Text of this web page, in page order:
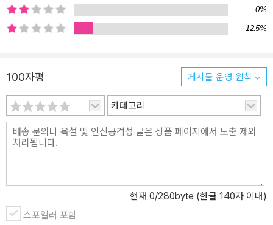
는 것으로, 아이가 성장하여 성인이 된 후에도 성격, 사고방식, 스트레
스 대처법 등 인생 전반에 걸쳐 지대한 영향을 미친다는 연구 결과들
다. (3) 쉬워진 확언 만들기 확언 만들기에 대해 좀 더 깊고 자세한 설
명이 보강되었다. ‘확언’이란 원하는 결과를 긍정적으로 표현하는 말
로, EFT의 필수적인 요소이다. 처음 EFT를 접하고 혼자 따라할 경우,
확언의 중요성과 정확한 사용법을 제대로 파악하지 못해서 뚜렷한 효
과를 보지 못하는 경우가 많다. 이번 전면 개정판에서는 확언 만들기
내한다. 다양한 상황에 적용할 수 있는 확언 샘플도 많이 실려 있어,
그저 따라 하기만 해도 손쉽게 확언을 만들어 EFT의 효과를 더욱 생
생하게 체험하도록 도와준다. (4) 풍부한 실제 치유 사례 수록 저자가
0%
12.5%
100자평 게시물 운영 원칙
카테고리
현재 0/280byte (한글 140자 이내)
스포일러 포함